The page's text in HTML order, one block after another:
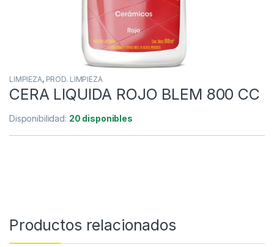
LIMPIEZA, PROD. LIMPIEZA
CERA LIQUIDA ROJO BLEM 800 CC
Disponibilidad: 20 disponibles
Productos relacionados